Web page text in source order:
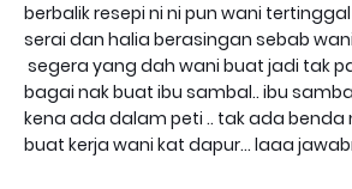
berbalik resepi ni ni pun wani
serai dan halia berasingan sebab
segera yang dah wani buat jadi tak
bagai nak buat ibu sambal.. ibu
kena ada dalam peti .. tak ada
buat kerja wani kat dapur... laaa